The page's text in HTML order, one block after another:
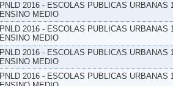
PNLD 2016 - ESCOLAS PUBLICAS URBANAS
ENSINO MEDIO
PNLD 2016 - ESCOLAS PUBLICAS URBANAS
ENSINO MEDIO
PNLD 2016 - ESCOLAS PUBLICAS URBANAS
ENSINO MEDIO
PNLD 2016 - ESCOLAS PUBLICAS URBANAS